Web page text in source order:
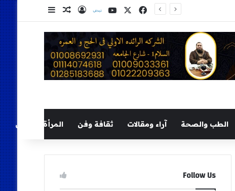
فيسبوك
‫X
‫YouTube
نلضتسجيل الدخول
مقال عشوائي
إضافة عمود
الطب والصحة آراء ومقالات ثقافة وفن المرأة والطفل
Follow Us